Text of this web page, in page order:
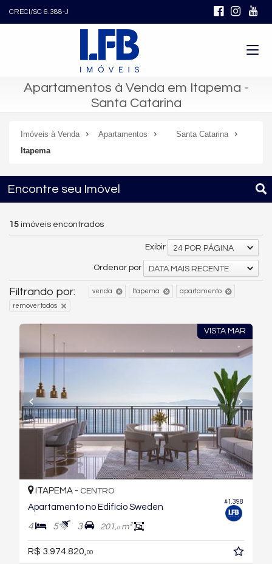
CRECI/SC 6.388-J
Apartamentos à Venda em Itapema -
Santa Catarina
Imóveis à Venda Apartamentos
Santa Catarina
Itapema
Encontre seu Imóvel
15 imóveis encontrados
Exibir 24 POR PÁGINA
Ordenar por DATA MAIS RECENTE
Filtrando por: venda Itapema apartamento
remover todos
VISTA MAR
#1.398
ITAPEMA - CENTRO
Apartamento no Edifício Sweden
4 5 3 201,0m²
R$ 3.974.820, 00